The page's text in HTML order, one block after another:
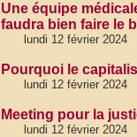
Une équipe
faudra bien faire le
lundi 12 février 2024
Pourquoi le
lundi 12 février 2024
Meeting pour la
lundi 12 février 2024